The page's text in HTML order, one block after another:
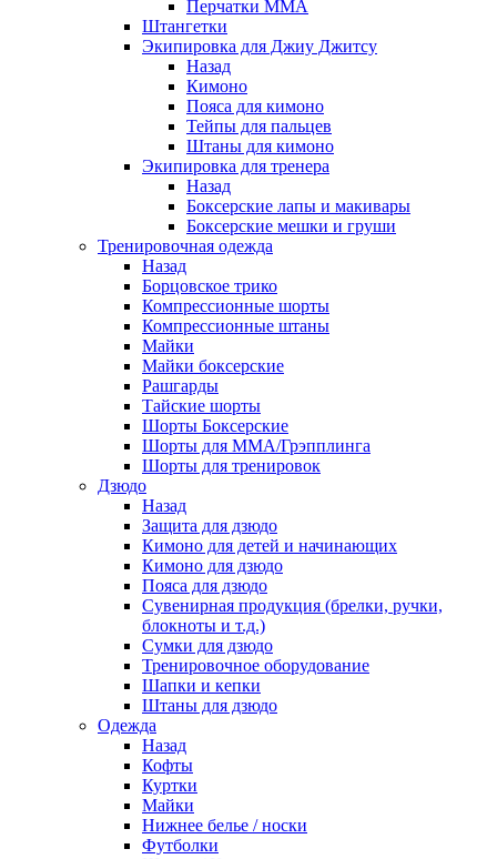
Перчатки ММА
Штангетки
Экипировка для Джиу Джитсу
Назад
Кимоно
Пояса для кимоно
Тейпы для пальцев
Штаны для кимоно
Экипировка для тренера
Назад
Боксерские лапы и макивары
Боксерские мешки и груши
Тренировочная одежда
Назад
Борцовское трико
Компрессионные шорты
Компрессионные штаны
Майки
Майки боксерские
Рашгарды
Тайские шорты
Шорты Боксерские
Шорты для ММА/Грэпплинга
Шорты для тренировок
Дзюдо
Назад
Защита для дзюдо
Кимоно для детей и начинающих
Кимоно для дзюдо
Пояса для дзюдо
Сувенирная продукция (брелки, ручки,
блокноты и т.д.)
Сумки для дзюдо
Тренировочное оборудование
Шапки и кепки
Штаны для дзюдо
Одежда
Назад
Кофты
Куртки
Майки
Нижнее белье / носки
Футболки